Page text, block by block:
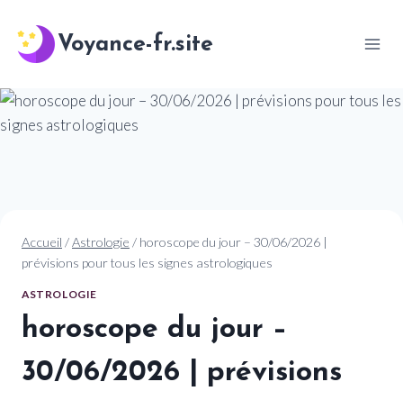
contenu
Voyance-fr.site
Accueil /Astrologie / horoscope du jour – 30/06/2026 |
prévisions pour tous les signes astrologiques
ASTROLOGIE
horoscope du jour –
30/06/2026 | prévisions